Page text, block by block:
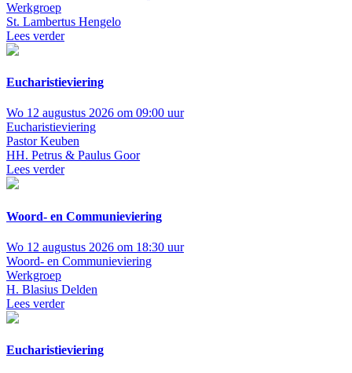
Werkgroep
St. Lambertus Hengelo
Lees verder
Eucharistieviering
Wo 12 augustus 2026 om 09:00 uur
Eucharistieviering
Pastor Keuben
HH. Petrus & Paulus Goor
Lees verder
Woord- en Communieviering
Wo 12 augustus 2026 om 18:30 uur
Woord- en Communieviering
Werkgroep
H. Blasius Delden
Lees verder
Eucharistieviering